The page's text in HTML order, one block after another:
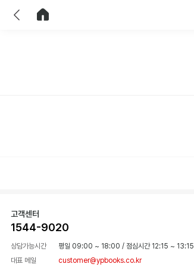
고객센터
1544-9020
상담가능시간 평일 09:00 ~ 18:00 / 점심시간 12:15 ~ 13:15
대표 메일
customer@ypbooks.co.kr